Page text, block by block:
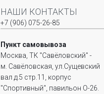
НАШИ КОНТАКТЫ
+7 (906) 075-26-85
Пункт самовывоза
Москва, ТК "Савёловский" -
м. Савёловская, ул.Сущевский
вал д.5 стр.11, корпус
"Спортивный", павильон О-26.